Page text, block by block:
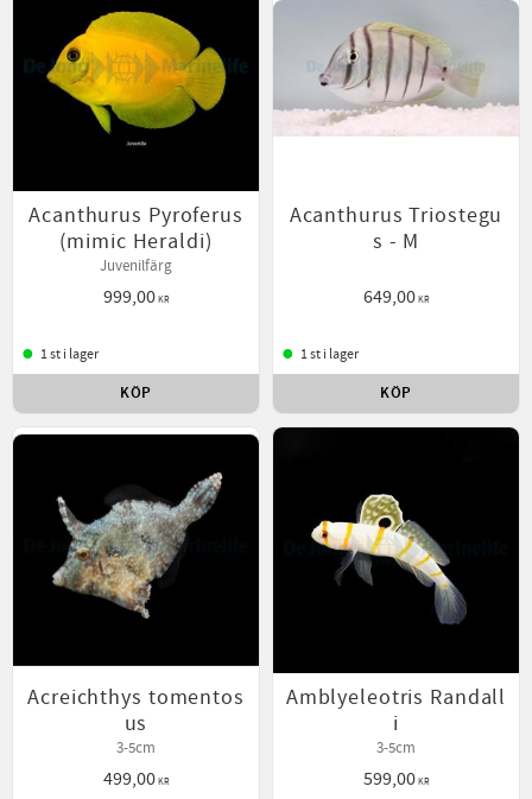
Acanthurus Pyroferus
(mimic Heraldi)
Juvenilfärg
999,00KR
1 st i lager
KÖP
Acanthurus Triostegu
s - M
649,00KR
1 st i lager
KÖP
Acreichthys tomentos
us
3-5cm
499,00KR
Amblyeleotris Randall
i
3-5cm
599,00KR